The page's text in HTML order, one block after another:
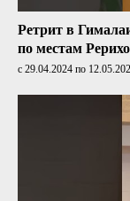
Ретрит в
по местам
с 29.04.2024 по